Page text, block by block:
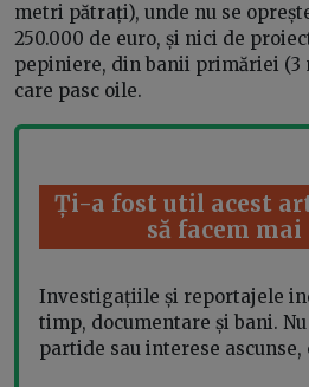
metri pătrați), unde nu se
250.000 de euro, și nici de
pepiniere, din banii primăriei (3
care pasc oile.
Ți-a fost util acest
să facem
Investigațiile și reportajele
timp, documentare și bani.
partide sau interese